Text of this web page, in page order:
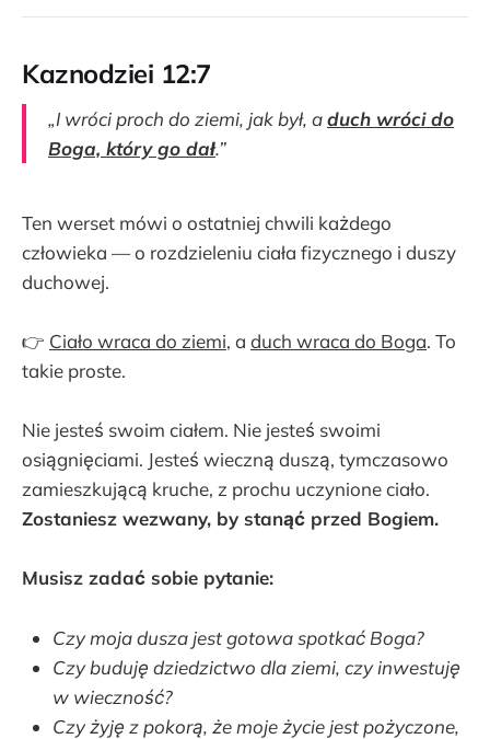
Kaznodziei 12:7
„I wróci proch do ziemi, jak był, aduch wróci do
Boga, który go dał.”
Ten werset mówi o ostatniej chwili każdego
człowieka — o rozdzieleniu ciała fizycznego i duszy
duchowej.
👉 Ciało wraca do ziemi, a duch wraca do Boga. To
takie proste.
Nie jesteś swoim ciałem. Nie jesteś swoimi
osiągnięciami. Jesteś wieczną duszą, tymczasowo
zamieszkującą kruche, z prochu uczynione ciało.
Zostaniesz wezwany, by stanąć przed Bogiem.
Musisz zadać sobie pytanie:
Czy moja dusza jest gotowa spotkać Boga?
Czy buduję dziedzictwo dla ziemi, czy inwestuję
w wieczność?
Czy żyję z pokorą, że moje życie jest pożyczone,